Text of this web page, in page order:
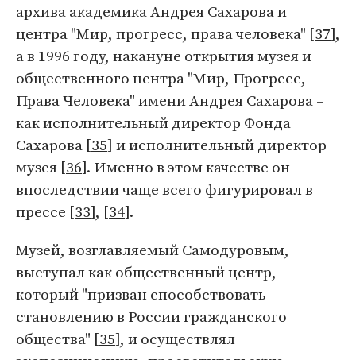
архива академика Андрея Сахарова и
центра "Мир, прогресс, права человека" [37],
а в 1996 году, накануне открытия музея и
общественного центра "Мир, Прогресс,
Права Человека" имени Андрея Сахарова –
как исполнительный директор Фонда
Сахарова [35] и исполнительный директор
музея [36]. Именно в этом качестве он
впоследствии чаще всего фигурировал в
прессе [33], [34].
Музей, возглавляемый Самодуровым,
выступал как общественный центр,
который "призван способствовать
становлению в России гражданского
общества" [35], и осуществлял